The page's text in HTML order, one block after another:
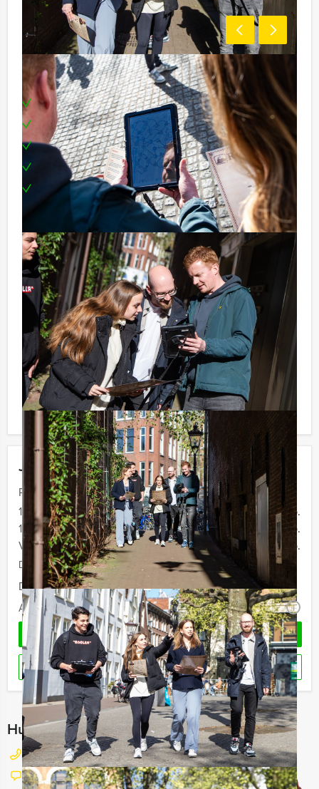
Jouw uitje
Prijs :
10 - 14 personen
€ 32,50 p.p.
15 - 19 personen
€ 29,50 p.p.
Vanaf personen
€ 27,50 p.p.
De prijzen zijn exclusief BTW
Duur:
2 uur
Aantal:
Minimaal 10 personen i
OFFERTE AANVRAGEN
RESERVEREN
Hulp nodig bij het kiezen?
077 206 4000
Chat met Maaike
Inclusief:
Enthousiaste begeleiding
1 consumptie
Een tablet per team
Een prijs voor het winnende team
Te boeken op uw gewenste dag en tijdstip!
Uiteraard is dit uitje uitstekend te combineren met een
heerlijke lunch vooraf of een uitgebreid diner na
afloop. U kunt dit spel ook combineren met andere
spelprogramma’s. Informeer naar de mogelijkheden! Er
bestaat ook een mannelijke variant: ‘The Hangover’.
Minimaal aantal personen:
Komt u niet aan het minimale aantal deelnemers voor
dit arrangement? Als u bereid bent voor het minimale
aantal te betalen, kunt u ook gewoon voor minder
personen boeken!